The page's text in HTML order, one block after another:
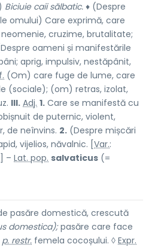
Biciuie caii sălbatic. ♦ (Despre
omului) Care exprimă, care
cruzime, brutalitate;
oameni și manifestările
aprig, impulsiv, nestăpânit,
(Om) care fuge de lume, care
(sociale); (om) retras, izolat,
III. Adj. 1. Care se manifestă cu
de puternic, violent,
de neînvins. 2. (Despre mișcări
vijelios, năvalnic. [ Var.:
] – Lat. pop. salvaticus (=
pasăre domestică, crescută
domestica);pasăre care face
p. restr. femela cocoșului. ◊ Expr.